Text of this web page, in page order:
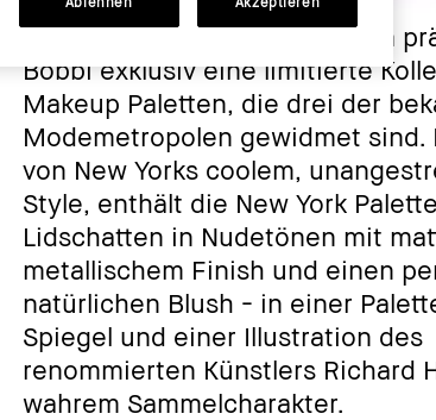
Zu ihrem 25-jährigen Jubiläum
Bobbi exklusiv eine limitierte
Makeup Paletten, die drei der
Modemetropolen gewidmet sind.
von New Yorks coolem,
Style, enthält die New York
Lidschatten in Nudetönen mit
metallischem Finish und einen
natürlichen Blush - in einer
Spiegel und einer Illustration des
renommierten Künstlers Richard
wahrem Sammelcharakter.